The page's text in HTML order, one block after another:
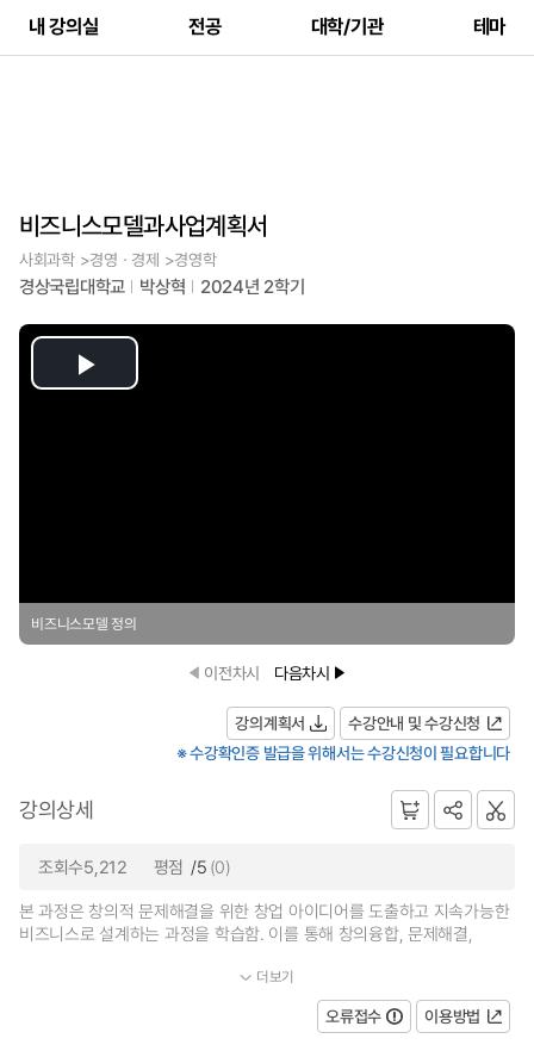
내 강의실 전공 대학/기관 테마
비즈니스모델과사업계획서
사회과학 >경영ㆍ경제 >경영학
경상국립대학교 박상혁 2024년 2학기
Play
비즈니스모델 정의
이전차시 다음차시
강의계획서
수강안내 및 수강신청
※ 수강확인증 발급을 위해서는 수강신청이 필요합니다
강의상세
조회수5,212 평점 /5 (0)
본 과정은 창의적 문제해결을 위한 창업 아이디어를 도출하고 지속가능한
비즈니스로 설계하는 과정을 학습함. 이를 통해 창의융합, 문제해결,
주체적인 도전정신 등의 핵심역량이 배양될 것으로 기대됨. 주된 학습...
더보기
오류접수 이용방법